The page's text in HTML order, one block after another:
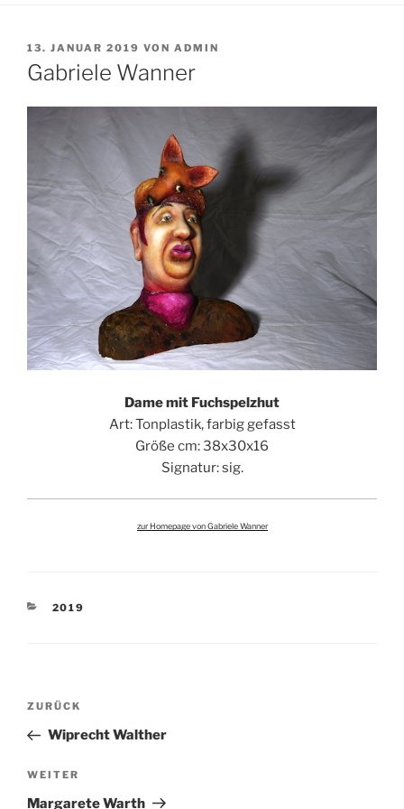
VERÖFFENTLICHT
AM
13. JANUAR 2019 VON ADMIN
Gabriele Wanner
Dame mit Fuchspelzhut
Art: Tonplastik, farbig gefasst
Größe cm: 38x30x16
Signatur: sig.
zur Homepage von Gabriele Wanner
KATEGORIEN
2019
Beitragsnavigation
Vorheriger
Beitrag
ZURÜCK
Wiprecht Walther
Nächster
Beitrag
WEITER
Margarete Warth